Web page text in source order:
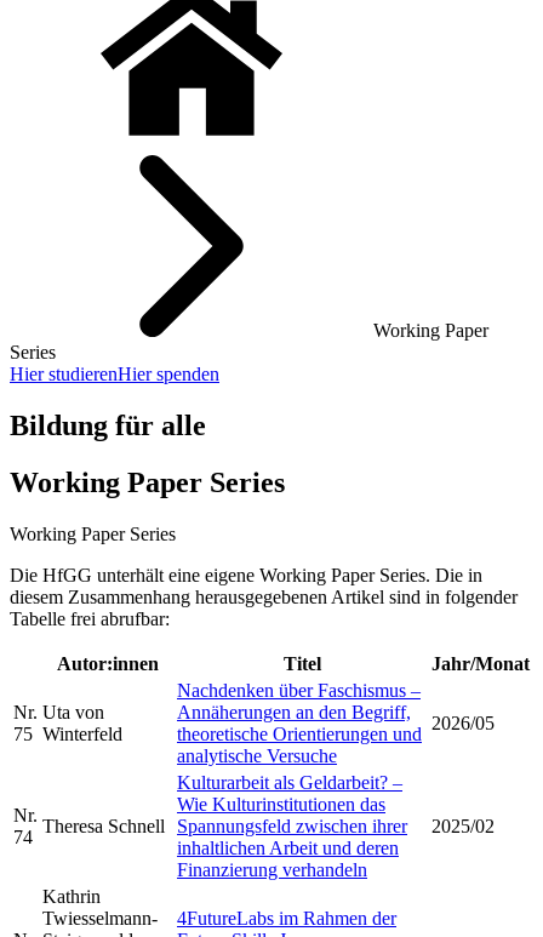
Working Paper
Series
Hier studierenHier spenden
Bildung für alle
Working Paper Series
Working Paper Series
Die HfGG unterhält eine eigene Working Paper Series. Die in
diesem Zusammenhang herausgegebenen Artikel sind in folgender
Tabelle frei abrufbar:
Autor:innen Titel Jahr/Monat
Nr.
75
Uta von
Winterfeld
Nachdenken über Faschismus –
Annäherungen an den Begriff,
theoretische Orientierungen und
analytische Versuche
2026/05
Nr.
74
Theresa Schnell
Kulturarbeit als Geldarbeit? –
Wie Kulturinstitutionen das
Spannungsfeld zwischen ihrer
inhaltlichen Arbeit und deren
Finanzierung verhandeln
2025/02
Kathrin
Twiesselmann-
4FutureLabs im Rahmen der